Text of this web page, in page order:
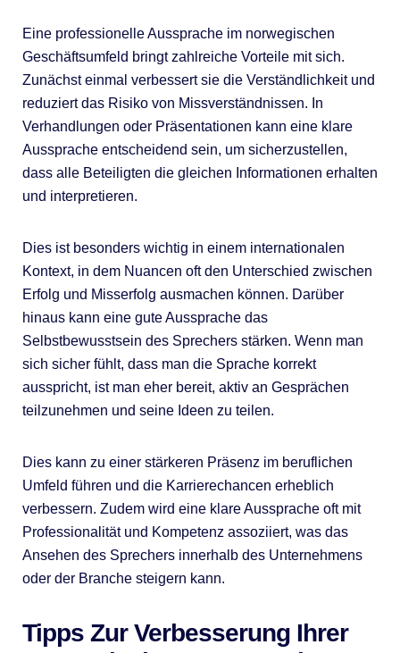
Eine professionelle Aussprache im norwegischen
Geschäftsumfeld bringt zahlreiche Vorteile mit sich.
Zunächst einmal verbessert sie die Verständlichkeit und
reduziert das Risiko von Missverständnissen. In
Verhandlungen oder Präsentationen kann eine klare
Aussprache entscheidend sein, um sicherzustellen,
dass alle Beteiligten die gleichen Informationen erhalten
und interpretieren.
Dies ist besonders wichtig in einem internationalen
Kontext, in dem Nuancen oft den Unterschied zwischen
Erfolg und Misserfolg ausmachen können. Darüber
hinaus kann eine gute Aussprache das
Selbstbewusstsein des Sprechers stärken. Wenn man
sich sicher fühlt, dass man die Sprache korrekt
ausspricht, ist man eher bereit, aktiv an Gesprächen
teilzunehmen und seine Ideen zu teilen.
Dies kann zu einer stärkeren Präsenz im beruflichen
Umfeld führen und die Karrierechancen erheblich
verbessern. Zudem wird eine klare Aussprache oft mit
Professionalität und Kompetenz assoziiert, was das
Ansehen des Sprechers innerhalb des Unternehmens
oder der Branche steigern kann.
Tipps Zur Verbesserung Ihrer